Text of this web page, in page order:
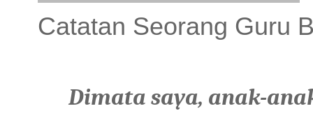
Catatan Seorang Guru
Dimata saya, anak-